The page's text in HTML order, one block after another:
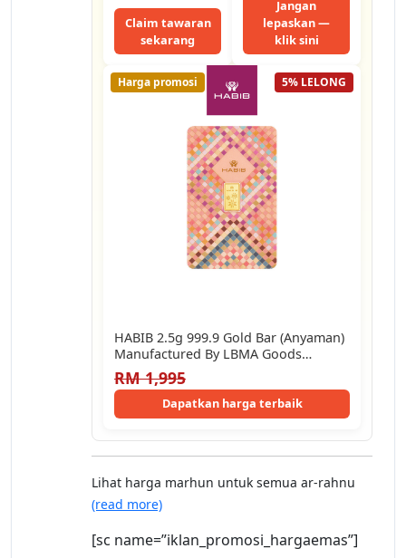
Claim tawaran
sekarang
Jangan
lepaskan —
klik sini
5% LELONG
Harga promosi
HABIB 2.5g 999.9 Gold Bar (Anyaman)
Manufactured By LBMA Goods
Delivery Refiner
RM 1,995
Dapatkan harga terbaik
Lihat harga marhun untuk semua ar-rahnu
(read more)
[sc name=”iklan_promosi_hargaemas”]